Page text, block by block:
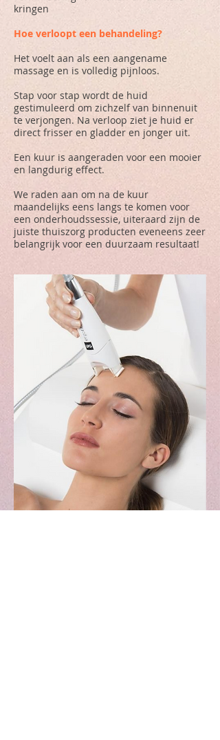
kringen
Hoe verloopt een behandeling?
Het voelt aan als een aangename
massage en is volledig pijnloos.
Stap voor stap wordt de huid
gestimuleerd om zichzelf van binnenuit
te verjongen. Na verloop ziet je huid er
direct frisser en gladder en jonger uit.
Een kuur is aangeraden voor een mooier
en langdurig effect.
We raden aan om na de kuur
maandelijks eens langs te komen voor
een onderhoudssessie, uiteraard zijn de
juiste thuiszorg producten eveneens zeer
belangrijk voor een duurzaam resultaat!